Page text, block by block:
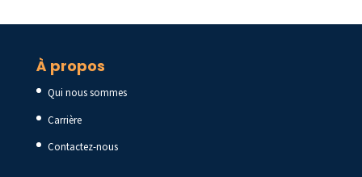
À propos
Qui nous sommes
Carrière
Contactez-nous